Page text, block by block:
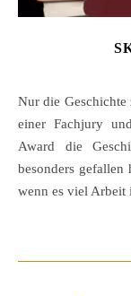
Nur die Geschichte zählt! Alljährlich suchen wir zusammen mit
einer Fachjury
Award die
besonders
wenn es viel Arbeit